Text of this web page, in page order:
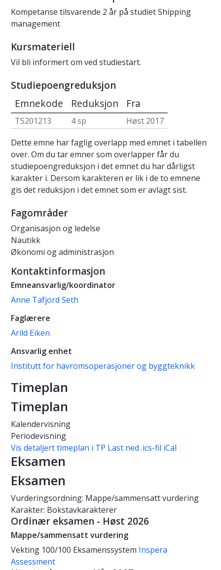
Kompetanse tilsvarende 2 år på studiet Shipping
management
Kursmateriell
Vil bli informert om ved studiestart.
Studiepoengreduksjon
Emnekode Reduksjon Fra
TS201213 4 sp
Høst 2017
Dette emne har faglig overlapp med emnet i tabellen
over. Om du tar emner som overlapper får du
studiepoengreduksjon i det emnet du har dårligst
karakter i. Dersom karakteren er lik i de to emnene
gis det reduksjon i det emnet som er avlagt sist.
Fagområder
Organisasjon og ledelse
Nautikk
Økonomi og administrasjon
Kontaktinformasjon
Emneansvarlig/koordinator
Anne Tafjord Seth
Faglærere
Arild Eiken
Ansvarlig enhet
Institutt for havromsoperasjoner og byggteknikk
Timeplan
Timeplan
Kalendervisning
Periodevisning
Vis detaljert timeplan i TP Last ned .ics-fil iCal
Eksamen
Eksamen
Vurderingsordning: Mappe/sammensatt vurdering
Karakter: Bokstavkarakterer
Ordinær eksamen - Høst 2026
Mappe/sammensatt vurdering
Vekting 100/100 Eksamenssystem Inspera
Assessment